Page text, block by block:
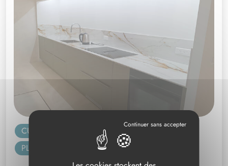
CUISINE SALLE D'EAU
RÉNOVATION
PLOMBERIE SANITAIRE